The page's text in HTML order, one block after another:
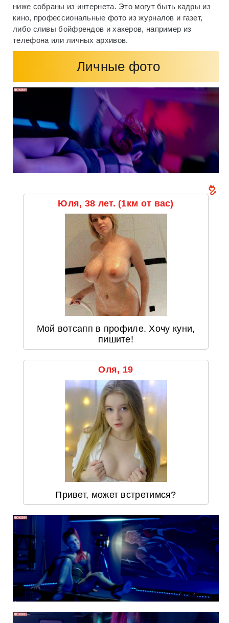
ниже собраны из интернета. Это могут быть кадры из
кино, профессиональные фото из журналов и газет,
либо сливы бойфрендов и хакеров, например из
телефона или личных архивов.
Личные фото
Юля, 38 лет. (1км от вас)
Мой вотсапп в профиле. Хочу куни,
пишите!
Оля, 19
Привет, может встретимся?